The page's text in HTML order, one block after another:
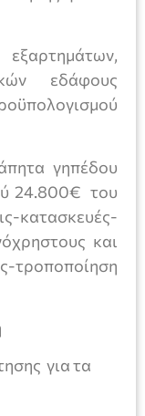
εδάφους
γηπέδου
24.800€ του
κατασκευές-
και
για τα